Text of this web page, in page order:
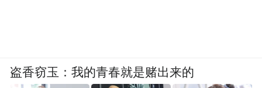
盗香窃玉：我的青春就是赌出来的